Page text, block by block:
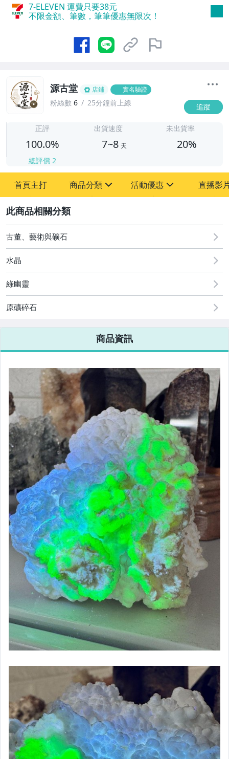
7-ELEVEN 運費只要38元
不限金額、筆數，筆筆優惠無限次！
源古堂 店鋪 實名驗證
粉絲數 6 25分鐘前上線 追蹤
正評
100.0%
總評價 2
出貨速度
7~8 天
未出貨率
20%
首頁主打 商品分類
其它
活動優惠
[全店] 周年慶
[全店] 粉絲專享
直播影
古董、藝術與礦石
水晶
綠幽靈
原礦碎石
商品資訊